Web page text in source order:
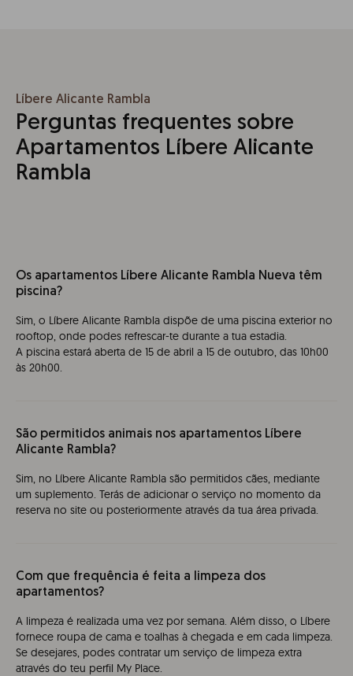
Líbere Alicante Rambla
Perguntas frequentes sobre
Apartamentos Líbere Alicante
Rambla
Os apartamentos Líbere Alicante Rambla Nueva têm
piscina?
Sim, o Líbere Alicante Rambla dispõe de uma piscina exterior no
rooftop, onde podes refrescar-te durante a tua estadia.
A piscina estará aberta de 15 de abril a 15 de outubro, das 10h00
às 20h00.
São permitidos animais nos apartamentos Líbere
Alicante Rambla?
Sim, no Líbere Alicante Rambla são permitidos cães, mediante
um suplemento. Terás de adicionar o serviço no momento da
reserva no site ou posteriormente através da tua área privada.
Com que frequência é feita a limpeza dos
apartamentos?
A limpeza é realizada uma vez por semana. Além disso, o Líbere
fornece roupa de cama e toalhas à chegada e em cada limpeza.
Se desejares, podes contratar um serviço de limpeza extra
através do teu perfil My Place.